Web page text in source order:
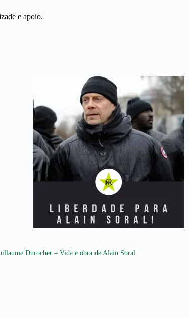
e apoio.
Durocher – Vida e obra de Alain Soral